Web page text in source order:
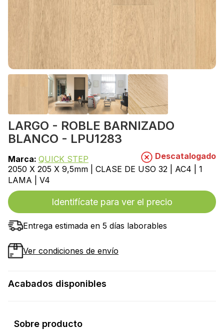
LARGO - ROBLE BARNIZADO
BLANCO - LPU1283
Marca: QUICK STEP
Descatalogado
2050 X 205 X 9,5mm | CLASE DE USO 32 | AC4 | 1
LAMA | V4
Identifícate para ver el precio
Entrega estimada en 5 días laborables
Ver condiciones de envío
Acabados disponibles
Sobre producto